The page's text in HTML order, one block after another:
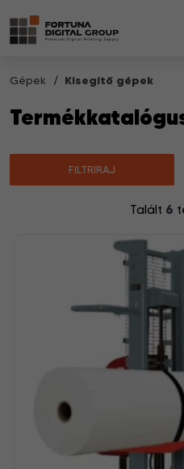
Gépek Kisegítő gépek
FILTRIRAJ
Talált 6